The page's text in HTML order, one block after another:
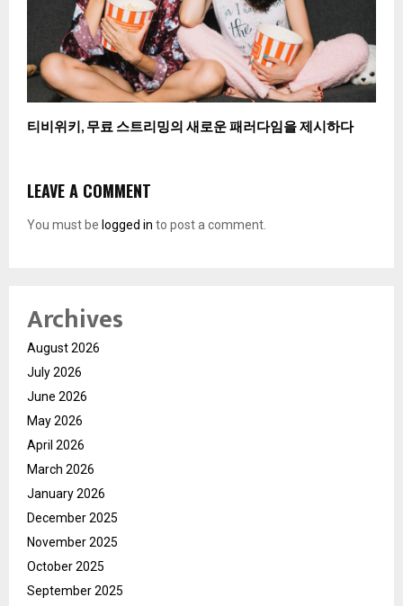
티비위키, 무료 스트리밍의 새로운 패러다임을 제시하다
LEAVE A COMMENT
You must be logged in to post a comment.
Archives
August 2026
July 2026
June 2026
May 2026
April 2026
March 2026
January 2026
December 2025
November 2025
October 2025
September 2025